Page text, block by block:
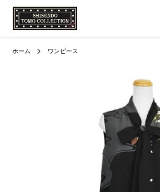
ホーム ワンピース